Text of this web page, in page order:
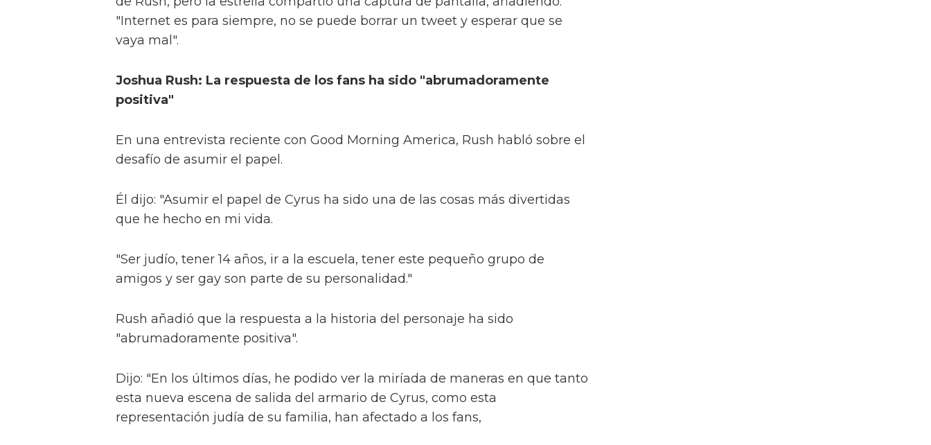
"Internet es para siempre, no se puede borrar un tweet y esperar que se
vaya mal".
Joshua Rush: La respuesta de los fans ha sido "abrumadoramente
positiva"
En una entrevista reciente con Good Morning America, Rush habló sobre el
desafío de asumir el papel.
Él dijo: "Asumir el papel de Cyrus ha sido una de las cosas más divertidas
que he hecho en mi vida.
"Ser judío, tener 14 años, ir a la escuela, tener este pequeño grupo de
amigos y ser gay son parte de su personalidad."
Rush añadió que la respuesta a la historia del personaje ha sido
"abrumadoramente positiva".
Dijo: "En los últimos días, he podido ver la miríada de maneras en que tanto
esta nueva escena de salida del armario de Cyrus, como esta
representación judía de su familia, han afectado a los fans,